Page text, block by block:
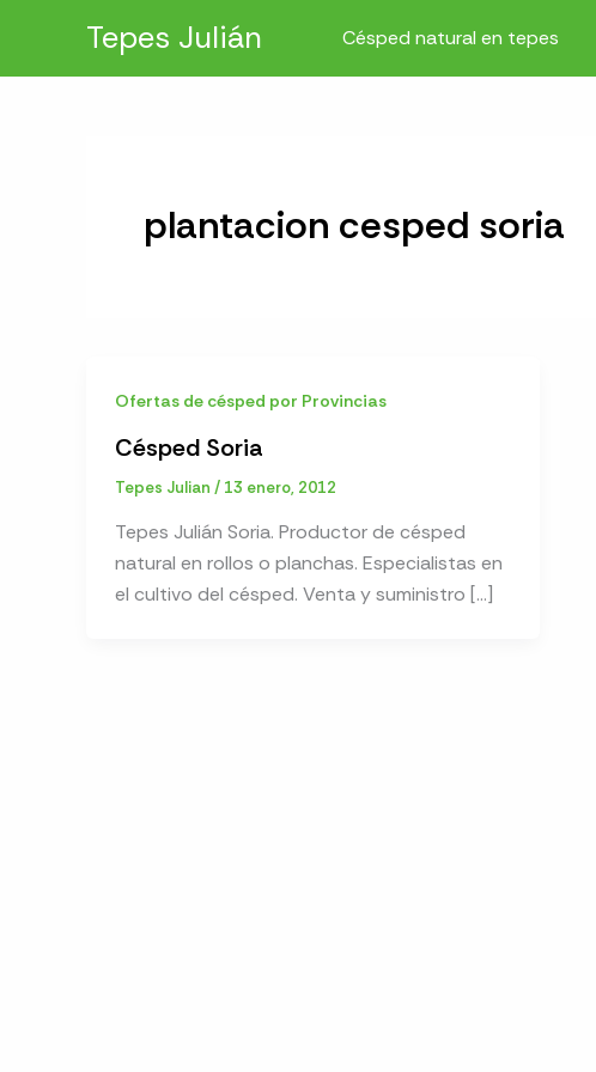
contenido
Tepes Julián Césped natural en tepes
plantacion cesped soria
Ofertas de césped por Provincias
Césped Soria
Tepes Julian / 13 enero, 2012
Tepes Julián Soria. Productor de césped
natural en rollos o planchas. Especialistas en
el cultivo del césped. Venta y suministro […]